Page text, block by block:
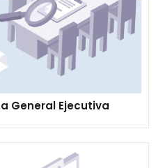
General Ejecutiva